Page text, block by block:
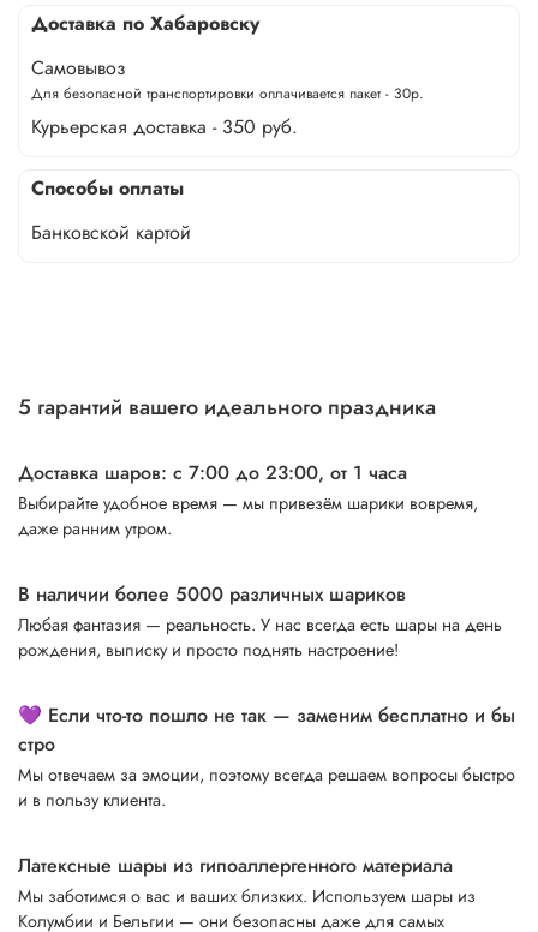
Доставка по Хабаровску
Самовывоз
Для безопасной транспортировки оплачивается пакет - 30р.
Курьерская доставка - 350 руб.
Способы оплаты
Банковской картой
5 гарантий вашего идеального праздника
Доставка шаров: с 7:00 до 23:00, от 1 часа
Выбирайте удобное время — мы привезём шарики вовремя,
даже ранним утром.
В наличии более 5000 различных шариков
Любая фантазия — реальность. У нас всегда есть шары на день
рождения, выписку и просто поднять настроение!
💜 Если что-то пошло не так — заменим бесплатно и бы
стро
Мы отвечаем за эмоции, поэтому всегда решаем вопросы быстро
и в пользу клиента.
Латексные шары из гипоаллергенного материала
Мы заботимся о вас и ваших близких. Используем шары из
Колумбии и Бельгии — они безопасны даже для самых